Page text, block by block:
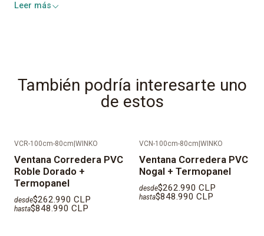
Herrajes:GU/Roto/Pabose o equivalentes.
Color del separador:Bronce claro, oscuro o negro
de la ventana a cotizar.
Color de las manillas: Negras
KIT de instalación:
Cada ventana incluye cuñas, silicona
Leer más
También podría interesarte uno
de estos
VCR-100cm-80cm WINKO
Ventana Corredera PVC
Roble Dorado +
Termopanel
desde$262.990 CLP
hasta$848.990 CLP
VCN-100cm-80cm WINKO
Ventana Corredera PVC
Nogal + Termopanel
desde$262.990 CLP
hasta$848.990 CLP